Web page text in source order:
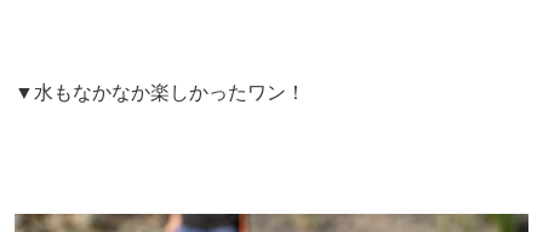
▼水もなかなか楽しかったワン！